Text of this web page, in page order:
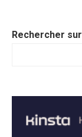
Rechercher